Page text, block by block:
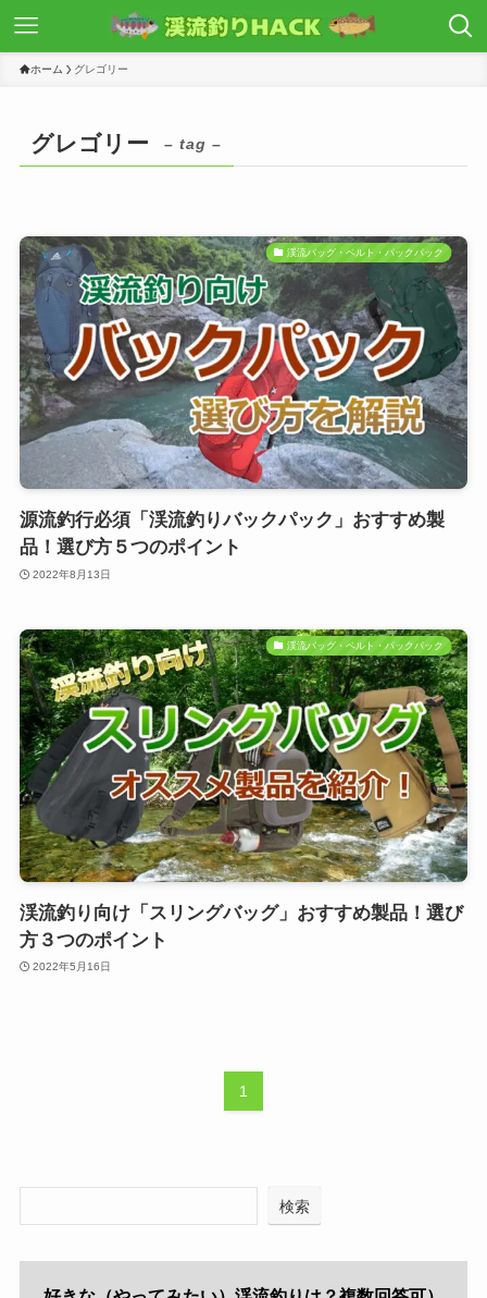
ホーム グレゴリー
グレゴリー – tag –
渓流バッグ・ベルト・パックパック
源流釣行必須「渓流釣りバックパック」おすすめ製
品！選び方５つのポイント
2022年8月13日
渓流バッグ・ベルト・パックパック
渓流釣り向け「スリングバッグ」おすすめ製品！選び
方３つのポイント
2022年5月16日
1
検索